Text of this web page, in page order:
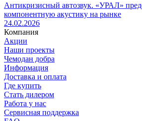
Антикризисный автозвук. «УРАЛ»
компонентную акустику на рынке
24.02.2026
Компания
Акции
Наши проекты
Чемодан добра
Информация
Доставка и оплата
Где купить
Стать дилером
Работа у нас
Сервисная поддержка